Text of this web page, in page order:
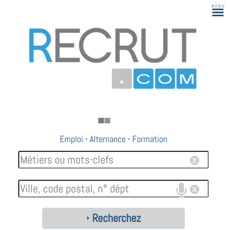
Emploi -Alternance - Formation
Recherchez